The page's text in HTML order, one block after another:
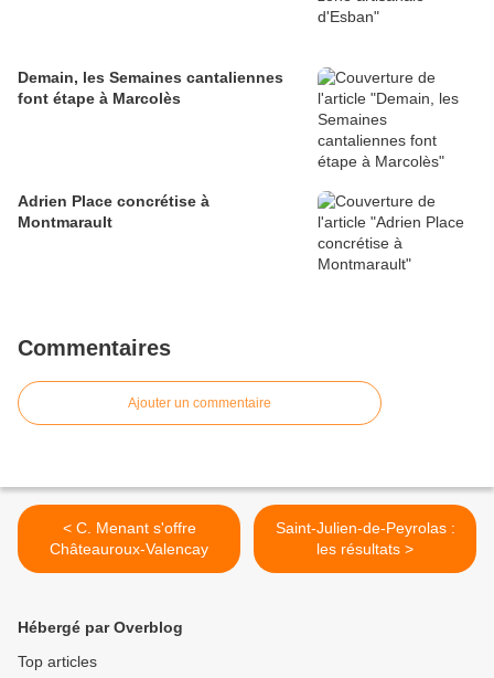
Demain, les Semaines cantaliennes
font étape à Marcolès
Adrien Place concrétise à
Montmarault
Commentaires
Ajouter un commentaire
< C. Menant s'offre
Châteauroux-Valencay
Saint-Julien-de-Peyrolas :
les résultats >
Hébergé par Overblog
Top articles